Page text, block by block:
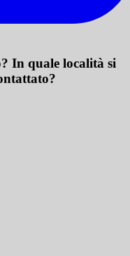
In quale località si